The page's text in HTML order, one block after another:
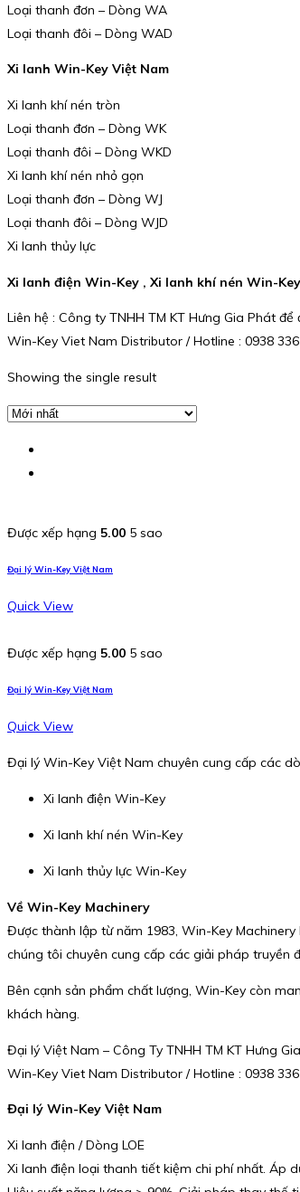
Loại thanh đơn – Dòng WA
Loại thanh đôi – Dòng WAD
Xi lanh Win-Key Việt Nam
Xi lanh khí nén tròn
Loại thanh đơn – Dòng WK
Loại thanh đôi – Dòng WKD
Xi lanh khí nén nhỏ gọn
Loại thanh đơn – Dòng WJ
Loại thanh đôi – Dòng WJD
Xi lanh thủy lực
Xi lanh điện Win-Key , Xi lanh khí nén Win-
Liên hệ : Công ty TNHH TM KT Hưng Gia Phát
Win-Key Viet Nam Distributor / Hotline : 0938
Showing the single result
Được xếp hạng 5.00 5 sao
Đại lý Win-Key Việt Nam
Quick View
Được xếp hạng 5.00 5 sao
Đại lý Win-Key Việt Nam
Quick View
Đại lý Win-Key Việt Nam chuyên cung cấp các
Xi lanh điện Win-Key
Xi lanh khí nén Win-Key
Xi lanh thủy lực Win-Key
Về Win-Key Machinery
Được thành lập từ năm 1983, Win-Key
chúng tôi chuyên cung cấp các giải pháp truyền
Bên cạnh sản phẩm chất lượng, Win-Key còn
khách hàng.
Đại lý Việt Nam – Công Ty TNHH TM KT Hưng
Win-Key Viet Nam Distributor / Hotline : 0938
Đại lý Win-Key Việt Nam
Xi lanh điện / Dòng LOE
Xi lanh điện loại thanh tiết kiệm chi phí nhất. Áp